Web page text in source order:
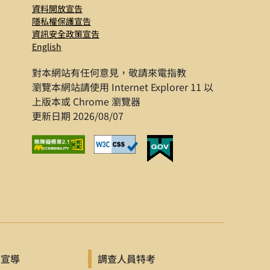
資料開放宣告
隱私權保護宣告
資訊安全政策宣告
English
對本網站有任何意見，敬請來電指教
瀏覽本網站請使用 Internet Explorer 11 以
上版本或 Chrome 瀏覽器
更新日期 2026/08/07
導
調查人員特考